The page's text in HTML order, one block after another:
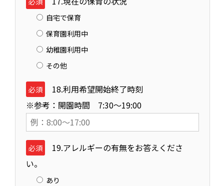
自宅で保育
保育園利用中
幼稚園利用中
その他
必須
18.利用希望開始終了時刻
※参考：開園時間 7:30～19:00
必須
19.アレルギーの有無をお答えくださ
い。
あり